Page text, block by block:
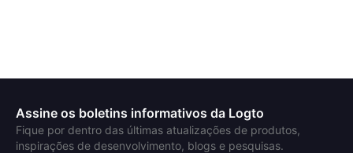
Assine os boletins informativos da Logto
Fique por dentro das últimas atualizações de produtos,
inspirações de desenvolvimento, blogs e pesquisas.